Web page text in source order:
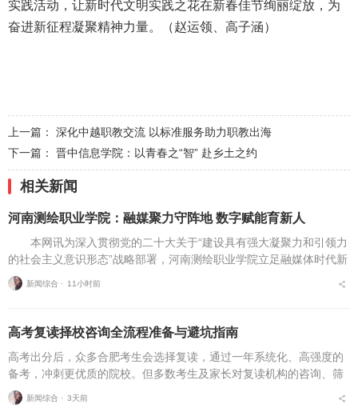
实践活动，让新时代文明实践之花在新春佳节绚丽绽放，为
奋进新征程凝聚精神力量。（赵运领、高子涵）
上一篇： 深化中越职教交流 以标准服务助力职教出海
下一篇： 晋中信息学院：以青春之“智” 赴乡土之约
相关新闻
河南测绘职业学院：融媒聚力守阵地 数字赋能育新人
本网讯为深入贯彻党的二十大关于“建设具有强大凝聚力和引领力
的社会主义意识形态”战略部署，河南测绘职业学院立足融媒体时代新
挑战，扎实推进在风险研判、机制创新、技术赋能、实践育人等方面
的路径分析与研...
新闻综合 ⋅ 11小时前
高考复读择校咨询全流程准备与避坑指南
高考出分后，众多合肥考生会选择复读，通过一年系统化、高强度的
备考，冲刺更优质的院校。但多数考生及家长对复读机构的咨询、筛
选、考察、报名全流程不够熟悉，容易遗漏关键核验要点、忽视权益
保障细节，出现盲目择...
新闻综合 ⋅ 3天前